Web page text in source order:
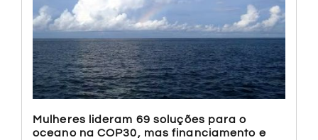
Mulheres lideram 69 soluções para o
oceano na COP30, mas financiamento e